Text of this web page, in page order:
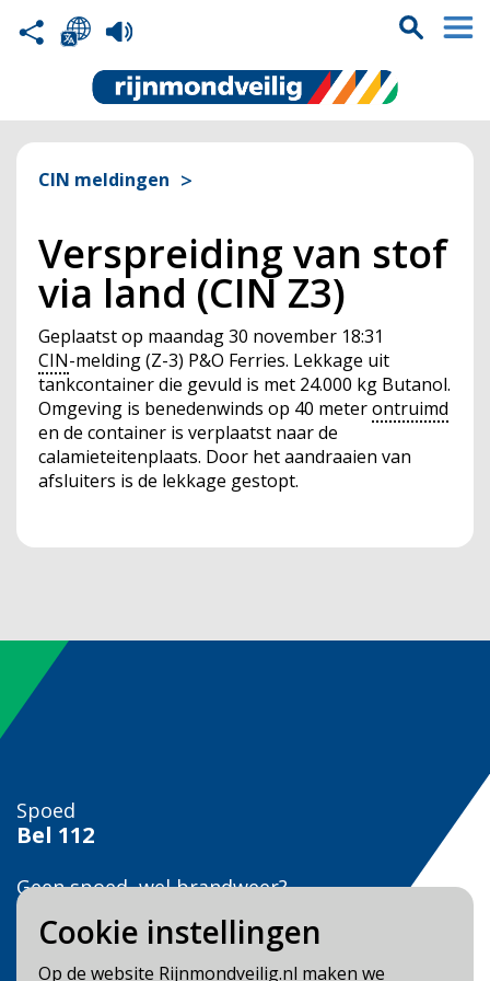
Cookie instellingen
Op de website Rijnmondveilig.nl maken we
CIN meldingen
Verspreiding van stof
via land (CIN Z3)
Geplaatst op maandag 30 november 18:31
CIN-melding (Z-3) P&O Ferries. Lekkage uit
tankcontainer die gevuld is met 24.000 kg Butanol.
Omgeving is benedenwinds op 40 meterontruimd
en de container is verplaatst naar de
calamieteitenplaats. Door het aandraaien van
afsluiters is de lekkage gestopt.
Spoed
Bel 112
Geen spoed, wel brandweer?
Bel
Veilig Leven?